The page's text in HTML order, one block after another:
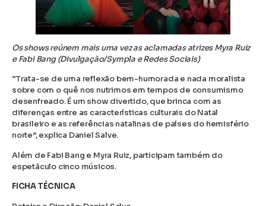
Os shows reúnem mais uma vez as aclamadas atrizes Myra Ruiz
e Fabi Bang (Divulgação/Sympla e Redes Sociais)
“Trata-se de uma reflexão bem-humorada e nada moralista
sobre com o quê nos nutrimos em tempos de consumismo
desenfreado. É um show divertido, que brinca com as
diferenças entre as características culturais do Natal
brasileiro e as referências natalinas de países do hemisfério
norte”, explica Daniel Salve.
Além de Fabi Bang e Myra Ruiz, participam também do
espetáculo cinco músicos.
FICHA TÉCNICA